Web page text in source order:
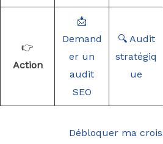
👉
Action
📩
Demand
er un
audit
SEO
🔍 Audit
stratégiq
ue
Débloquer ma